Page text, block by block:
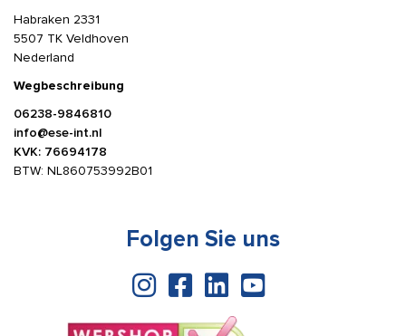
Habraken 2331
5507 TK Veldhoven
Nederland
Wegbeschreibung
06238-9846810
info@ese-int.nl
KVK: 76694178
BTW: NL860753992B01
Folgen Sie uns